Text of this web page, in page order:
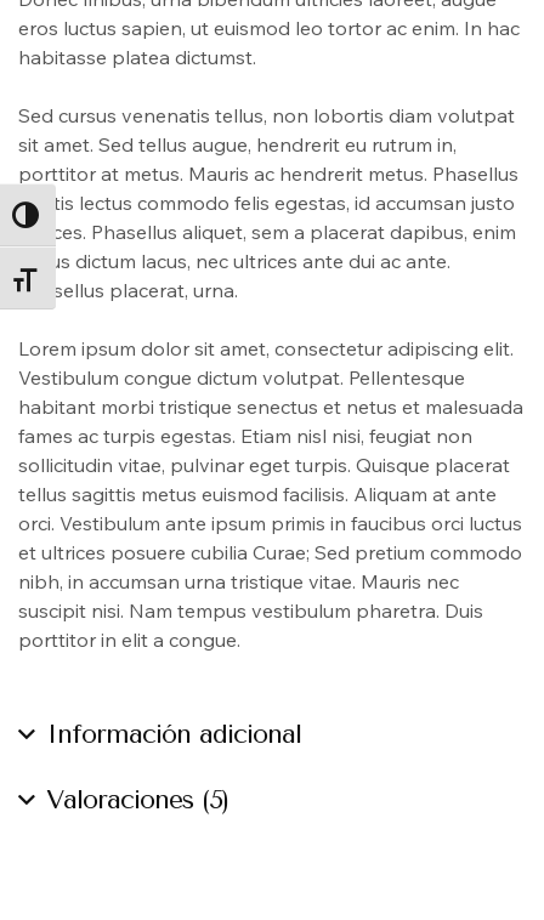
ALTERNAR ALTO CONTRASTE
ALTERNAR TAMAÑO DE LETRA
eros luctus sapien, ut euismod leo tortor ac enim. In hac
habitasse platea dictumst.
Sed cursus venenatis tellus, non lobortis diam volutpat
sit amet. Sed tellus augue, hendrerit eu rutrum in,
porttitor at metus. Mauris ac hendrerit metus. Phasellus
mattis lectus commodo felis egestas, id accumsan justo
ultrices. Phasellus aliquet, sem a placerat dapibus, enim
purus dictum lacus, nec ultrices ante dui ac ante.
Phasellus placerat, urna.
Lorem ipsum dolor sit amet, consectetur adipiscing elit.
Vestibulum congue dictum volutpat. Pellentesque
habitant morbi tristique senectus et netus et malesuada
fames ac turpis egestas. Etiam nisl nisi, feugiat non
sollicitudin vitae, pulvinar eget turpis. Quisque placerat
tellus sagittis metus euismod facilisis. Aliquam at ante
orci. Vestibulum ante ipsum primis in faucibus orci luctus
et ultrices posuere cubilia Curae; Sed pretium commodo
nibh, in accumsan urna tristique vitae. Mauris nec
suscipit nisi. Nam tempus vestibulum pharetra. Duis
porttitor in elit a congue.
Información adicional
Valoraciones (5)